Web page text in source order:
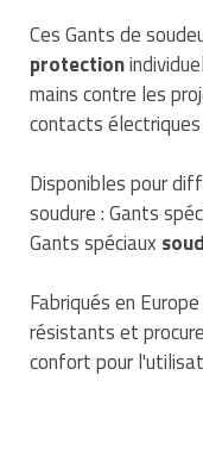
Ustensile cuisine
Vêtements
Vitrines pour
Traitement de l'air
Traitement des
Trancheuse
Transformateur
Tubes et profilés
Tuyau flexible
Tuyau galvanisé
Tapis de bureau
Tapis et caillebotis
Traitement des
Traitement du linge
Vestiaires et casiers
Equipements de
Equipements de
Equipements pour
Equipements pour
Equipements pour
Equipements
sportif
Jeu gymnique
Pétrin
Piano de cuisson
Plats et plateaux
Pompes à sauce
Portes commandes
Présentoir pour
Réchaud
Ces Gants de
protection
mains contre les
contacts
Disponibles pour
soudure : Gants
Gants spéciaux
Fabriqués en
résistants et
confort pour